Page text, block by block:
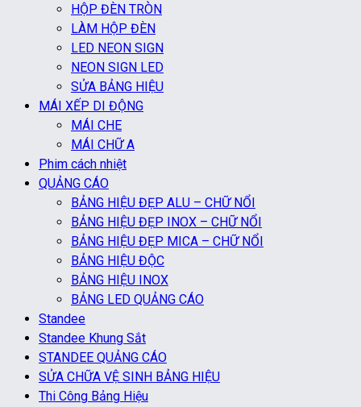
HỘP ĐÈN TRÒN
LÀM HỘP ĐÈN
LED NEON SIGN
NEON SIGN LED
SỬA BẢNG HIỆU
MÁI XẾP DI ĐỘNG
MÁI CHE
MÁI CHỮ A
Phim cách nhiệt
QUẢNG CÁO
BẢNG HIỆU ĐẸP ALU – CHỮ NỔI
BẢNG HIỆU ĐẸP INOX – CHỮ NỔI
BẢNG HIỆU ĐẸP MICA – CHỮ NỔI
BẢNG HIỆU ĐỘC
BẢNG HIỆU INOX
BẢNG LED QUẢNG CÁO
Standee
Standee Khung Sắt
STANDEE QUẢNG CÁO
SỬA CHỮA VỆ SINH BẢNG HIỆU
Thi Công Bảng Hiệu